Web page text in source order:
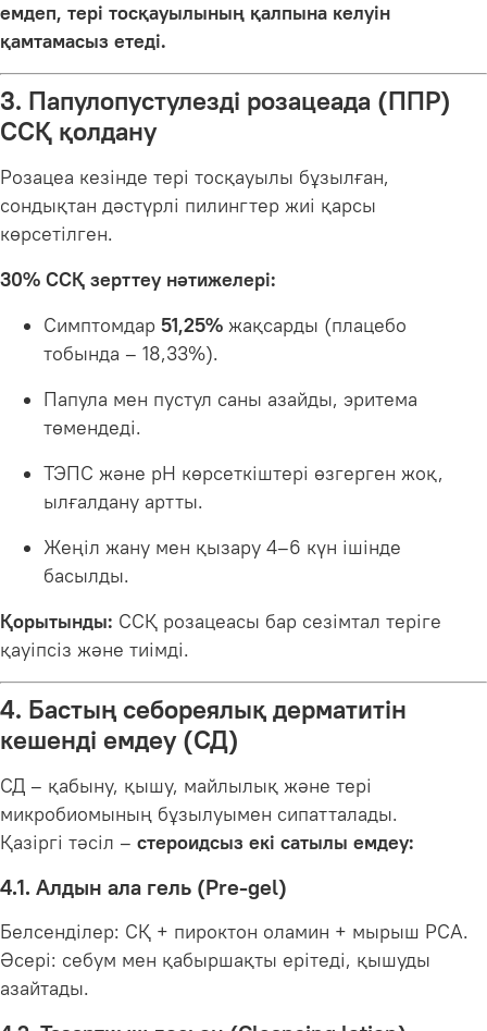
емдеп, тері тосқауылының қалпына келуін
қамтамасыз етеді.
3. Папулопустулезді розацеада (ППР)
ССҚ қолдану
Розацеа кезінде тері тосқауылы бұзылған,
сондықтан дәстүрлі пилингтер жиі қарсы
көрсетілген.
30% ССҚ зерттеу нәтижелері:
Симптомдар 51,25% жақсарды (плацебо
тобында – 18,33%).
Папула мен пустул саны азайды, эритема
төмендеді.
ТЭПС және pH көрсеткіштері өзгерген жоқ,
ылғалдану артты.
Жеңіл жану мен қызару 4–6 күн ішінде
басылды.
Қорытынды: ССҚ розацеасы бар сезімтал теріге
қауіпсіз және тиімді.
4. Бастың себореялық дерматитін
кешенді емдеу (СД)
СД – қабыну, қышу, майлылық және тері
микробиомының бұзылуымен сипатталады.
Қазіргі тәсіл – стероидсыз екі сатылы емдеу:
4.1. Алдын ала гель (Pre-gel)
Белсенділер: СҚ + пироктон оламин + мырыш PCA.
Әсері: себум мен қабыршақты ерітеді, қышуды
азайтады.